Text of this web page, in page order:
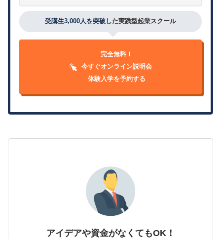
受講生3,000人を突破 した実践型起業スクール
完全無料！
今すぐオンライン説明会
体験入学を予約する
アイデアや資金がなくてもOK！